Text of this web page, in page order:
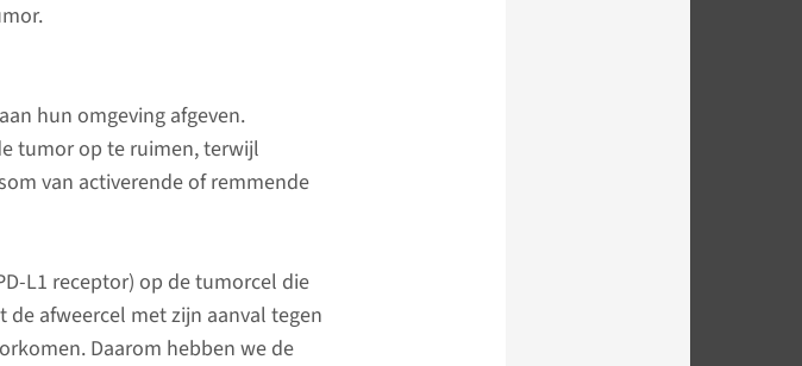
hun omgeving afgeven.
tumor op te ruimen, terwijl
van activerende of remmende
L1 receptor) op de tumorcel die
afweercel met zijn aanval tegen
Daarom hebben we de